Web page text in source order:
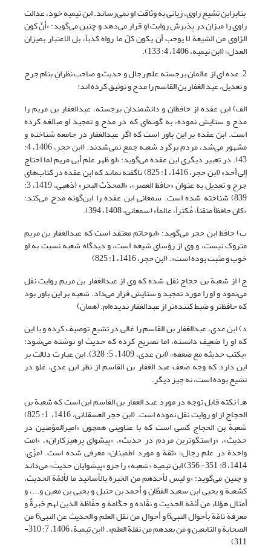
بنابراین تشیع راوی، زیانی به وثاقت او نمی‌رساند. ابن تیمیه خود، عدالت
راوی را میزان در پذیرش روایت او قرار می‌دهد و چنین می‌گوید: «أنّ کون
الرّاوی من الشیعة لا یوجب أن یکون کلّ ما رواه کذباً، بل الاعتبار بمیزان
العدل» (ابن تیمیه، 1406، 4: 133).
2. عده ای از عالمان برجسته علم رجال و حدیث و صاحب نظرانِ بنام جرح
و تعدیل، عبد الغفار بن القاسم را مدح و توثیق کرده اند:
الف) ابن عقده از حافظان و دانشمندان برجسته، عبدالغفار بن مریم را
مدح و ستایش نموده، به گونه‌ای که در مدح و تمجید او مبالغه کرده
است. ابن عقده بر این باور است که اگر عبدالغفار در جامعه شناخته و
مشهور می‌شد، مردم برگرد شعبه جمع نمی‌شدند. (ابن حجر، 1406، 4:
43). در تعبیر دیگری ابن عقده می‌گوید: «لو ظهر علم أبی مریم لما احتاج
إلی أحد» (ابن حجر، 1416، 1: 825) ناگفته نماند که ابن عقده در کتاب‌های
جرح و تعدیل به عنوان «حافظ العصر»، «المحدّث البحر» (ذهبی، 1419، 3:
839) شناخته شده است. سمعانی ابن عقده را این‌گونه مدح می‌کند:
«کان حافظاً متقناً، مُکثراً، عالماً» (سمعانی، 1408، 394).
ب) حافظ ابن حجر می‌گوید: «ابوحاتم معتقد است که عبدالغفار بن مریم
متروک نیست، و وی از رؤسای شیعه است، و دیدگاه شعبه نسبت به او
خوب و مثبت بوده است». (ابن حجر، 1416، 1: 825)
ج) از شعبة بن حجاج نقل شده که وی از عبدالغفار بن مریم روایت نقل
می‌نمود و او را مورد تمجید و ستایش قرار می‌داد. شعبه بر این باور بود
که حافظ‌تر و ضبط کننده‌تر از عبدالغفار ندیده‌ام. (همان)
د) ابن عدی، عبدالغفار بن القاسم را غالی در تشیع توصیف کرده و با این
که او را ضعیف دانسته، اما تصریح کرده که حدیث او نوشته می‌شود:
«یکتب حدیثه مع ضعفه» (ابن عدی، 1409، 5: 328). این عبارت دلالت بر
این دارد که وجه ضعف عبد الغفار بن القاسم از نظر ابن عدی، غلو در
تشیع بوده است، نه چیز دیگر.
هـ) نکته قابل توجه در مورد عبد الغفار بن القاسم این است که شعبة بن
الحجاج از او روایت نقل نموده است. (ابن حجر العسقلانی، 1416، 1: 825)
شعبة بن الحجاج کسی است که با عناوینی همچون «امیرالمؤمنین در
حدیث»، «راستگوترین مردم در حدیث»، «پیشوای پرهیزکاران»، «امت
واحدة در علم رجال» «ثقة و مورد اطمینان» معرفی شده است. (مزّی،
1414، 8: 351- 356) ابن تیمیه «شعبه» را جزو «پیشوایان حدیث» می‌داند
و چنین می‌گوید: «و لیس لأحدهم من الخبرة بالأسانید ما لأئمّة الحدیث،
کشعبة و یحیی ابن سعید القطّان و أحمد بن حنبل و یحیی بن معین و...، و
أمثال هؤلاء من أئمّة الحدیث و نقّاده و حکّامة و حفّاظة الذین لهم خبرةٌ و
معرفة تامّة بأحوال النبی6 و أحوال من نقل العلم و الحدیث عن النبی6 مِن
الصحابة و التابعین و مَن بعدهم مِن نقلة العلم». (ابن تیمیة، 1406، 7: 310-
311)